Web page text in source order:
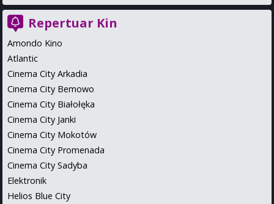
Repertuar Kin
Amondo Kino
Atlantic
Cinema City Arkadia
Cinema City Bemowo
Cinema City Białołęka
Cinema City Janki
Cinema City Mokotów
Cinema City Promenada
Cinema City Sadyba
Elektronik
Helios Blue City